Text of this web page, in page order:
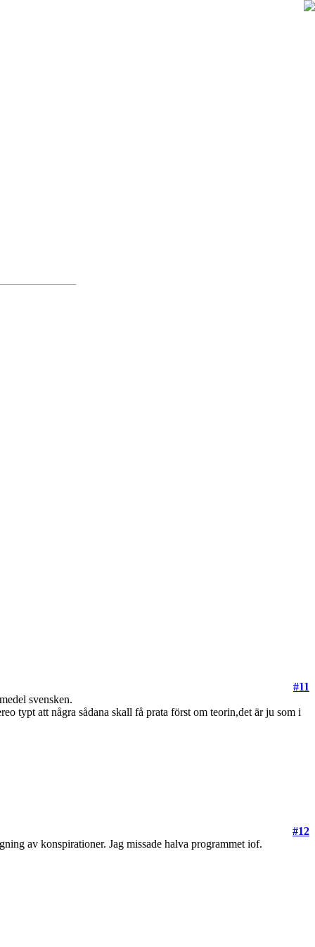
#11
svensken.
typt att några sådana skall få prata först om teorin,det är ju som i
#12
av konspirationer. Jag missade halva programmet iof.